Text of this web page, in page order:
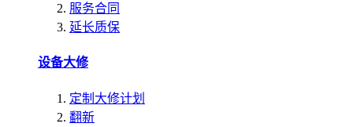
服务合同
延长质保
设备大修
定制大修计划
翻新